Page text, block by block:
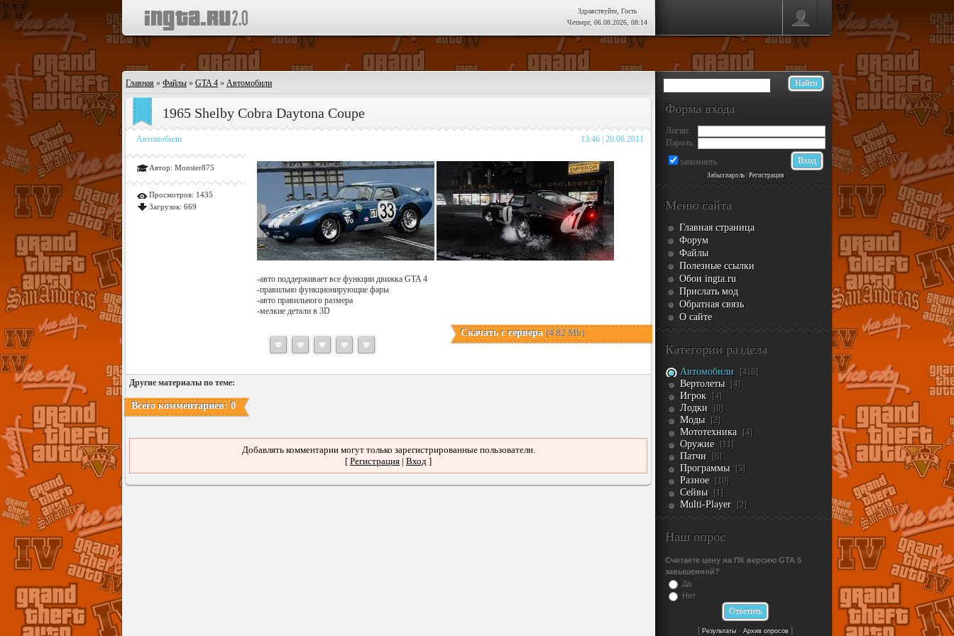
Здравствуйте, Гость
Четверг, 06.08.2026, 08:14
Главная » Файлы » GTA 4 » Автомобили
1965 Shelby Cobra Daytona Coupe
Автомобили 13:46 | 20.06.2011
Автор: Monster875
Просмотров: 1435
Загрузок: 669
-авто поддерживает все функции движка GTA 4
-правильно функционирующие фары
-авто правильного размера
-мелкие детали в 3D
Скачать с сервера(4.82 Mb)
Другие материалы по теме:
Всего комментариев: 0
Добавлять комментарии могут только зарегистрированные пользователи.
[ Регистрация | Вход ]
Форма входа
Логин:
Пароль:
запомнить
Забыл пароль| Регистрация
Меню сайта
Главная страница
Форум
Файлы
Полезные ссылки
Обои ingta.ru
Прислать мод
Обратная связь
О сайте
Категории раздела
Автомобили [416]
Вертолеты [4]
Игрок [4]
Лодки [0]
Моды [2]
Мототехника [4]
Оружие [11]
Патчи [6]
Программы [5]
Разное [10]
Сейвы [1]
Multi-Player [2]
Наш опрос
Считаете цену на ПК версию GTA 5
завышенной?
Да
Нет
[ Результаты· Архив опросов]